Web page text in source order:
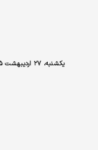
یکشنبه، ۲۷ اردیبهشت ۱۴۰۵